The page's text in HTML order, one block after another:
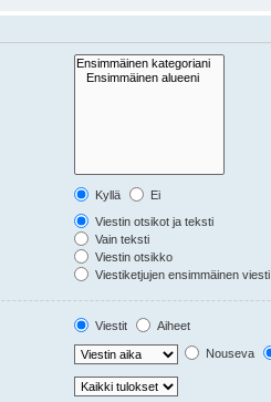
Kyllä
Ei
Viestin otsikot ja teksti
Vain teksti
Viestin otsikko
Viestiketjujen ensimmäinen viesti
Viestit
Aiheet
Nouseva